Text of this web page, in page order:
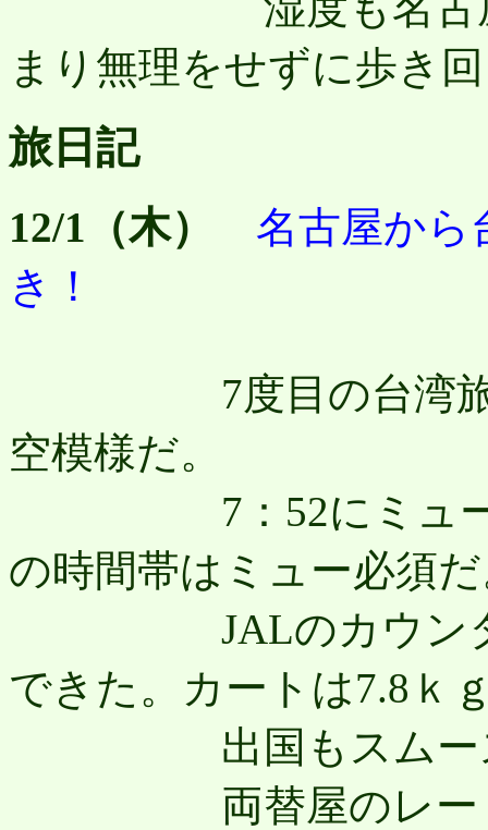
まり無理をせずに歩き
旅日記
12/1（木）
名古屋か
き！
7度目の台湾旅行
空模様だ。
7：52にミュース
の時間帯はミュー必須
JALのカウンター
できた。カートは7.8ｋ
出国もスムース
両替屋のレートを